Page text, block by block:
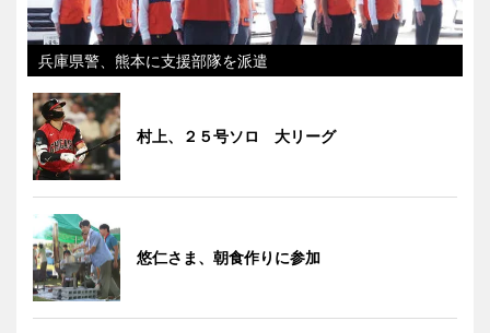
兵庫県警、熊本に支援部隊を派遣
村上、２５号ソロ 大リーグ
悠仁さま、朝食作りに参加